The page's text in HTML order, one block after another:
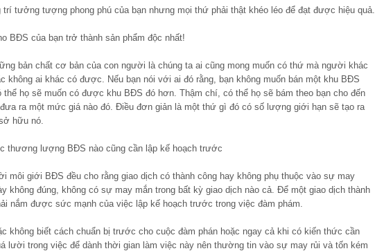
trí tưởng tượng phong phú của bạn nhưng mọi thứ phải thật khéo léo để đạt được hiệu quả.
BĐS của bạn trở thành sản phẩm độc nhất!
bản chất cơ bản của con người là chúng ta ai cũng mong muốn có thứ mà người khác
không ai khác có được. Nếu bạn nói với ai đó rằng, bạn không muốn bán một khu BĐS
thể họ sẽ muốn có được khu BĐS đó hơn. Thậm chí, có thể họ sẽ bám theo bạn cho đến
ra một mức giá nào đó. Điều đơn giản là một thứ gì đó có số lượng giới hạn sẽ tạo ra
hữu nó.
thương lượng BĐS nào cũng cần lập kế hoạch trước
môi giới BĐS đều cho rằng giao dịch có thành công hay không phụ thuộc vào sự may
không đúng, không có sự may mắn trong bất kỳ giao dịch nào cả. Để một giao dịch thành
nắm được sức mạnh của việc lập kế hoạch trước trong việc đàm phám.
không biết cách chuẩn bị trước cho cuộc đàm phán hoặc ngay cả khi có kiến thức cần
lười trong việc để dành thời gian làm việc này nên thường tin vào sự may rủi và tốn kém